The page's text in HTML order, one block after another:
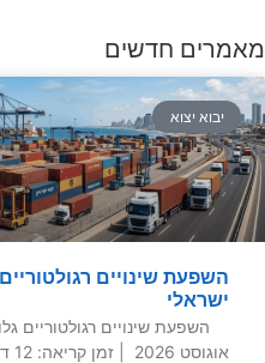
מאמרים חדשים
יבוא יצוא
השפעת שינויים
ישראלי
השפעת שינויים רגולטוריים